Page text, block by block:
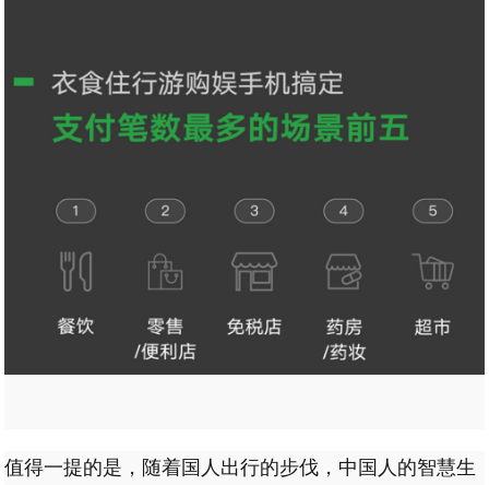
值得一提的是，随着国人出行的步伐，中国人的智慧生